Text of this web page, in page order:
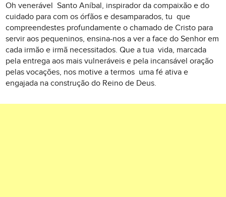
Oh venerável Santo Aníbal, inspirador da compaixão e do
cuidado para com os órfãos e desamparados, tu que
compreendestes profundamente o chamado de Cristo para
servir aos pequeninos, ensina-nos a ver a face do Senhor em
cada irmão e irmã necessitados. Que a tua vida, marcada
pela entrega aos mais vulneráveis e pela incansável oração
pelas vocações, nos motive a termos uma fé ativa e
engajada na construção do Reino de Deus.